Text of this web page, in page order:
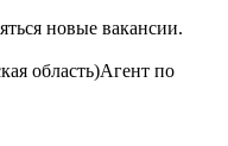
новые вакансии.
область)Агент по